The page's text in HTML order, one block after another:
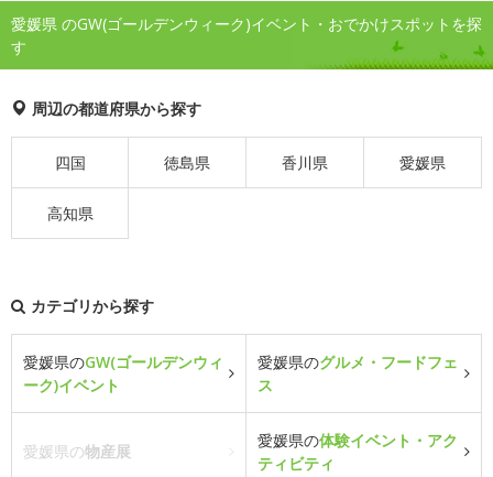
愛媛県 のGW(ゴールデンウィーク)イベント・おでかけスポットを探
す
周辺の都道府県から探す
四国 徳島県 香川県 愛媛県
高知県
カテゴリから探す
愛媛県のGW(ゴールデンウィ
ーク)イベント
愛媛県のグルメ・フードフェ
ス
愛媛県の物産展
愛媛県の体験イベント・アク
ティビティ